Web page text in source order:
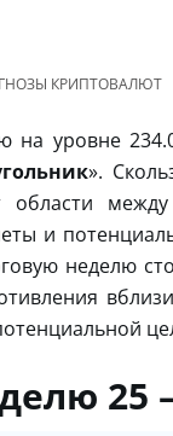
КРИПТОВАЛЮТ
на уровне
».
и
неделю
25